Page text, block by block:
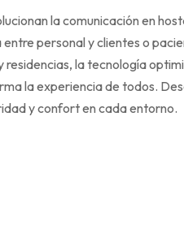
la comunicación en
personal y clientes o
la tecnología
la experiencia de todos.
y confort en cada entorno.